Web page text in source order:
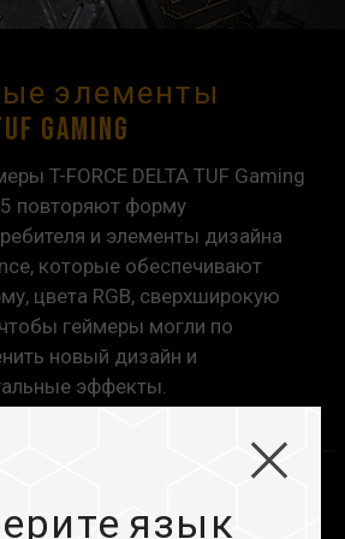
платы.
элементы
Gaming
T-FORCE DELTA TUF Gaming
повторяют форму
и элементы дизайна
которые обеспечивают
цвета RGB, сверхширокую
геймеры могли по
новый дизайн и
эффекты.
язык